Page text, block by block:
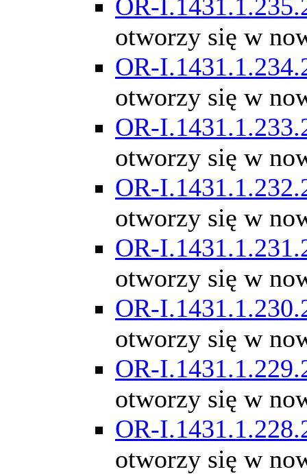
OR-
otworzy się w
OR-
otworzy się w
OR-
otworzy się w
OR-
otworzy się w
OR-
otworzy się w
OR-
otworzy się w
OR-
otworzy się w
OR-
otworzy się w